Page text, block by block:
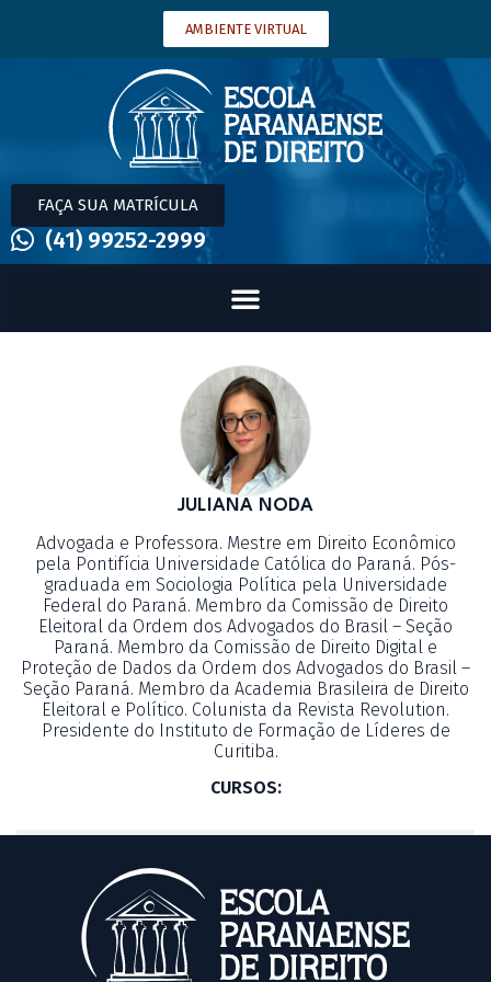
AMBIENTE VIRTUAL
FAÇA SUA MATRÍCULA
(41) 99252-2999
JULIANA NODA
Advogada e Professora. Mestre em Direito Econômico
pela Pontifícia Universidade Católica do Paraná. Pós-
graduada em Sociologia Política pela Universidade
Federal do Paraná. Membro da Comissão de Direito
Eleitoral da Ordem dos Advogados do Brasil – Seção
Paraná. Membro da Comissão de Direito Digital e
Proteção de Dados da Ordem dos Advogados do Brasil –
Seção Paraná. Membro da Academia Brasileira de Direito
Eleitoral e Político. Colunista da Revista Revolution.
Presidente do Instituto de Formação de Líderes de
Curitiba.
CURSOS: